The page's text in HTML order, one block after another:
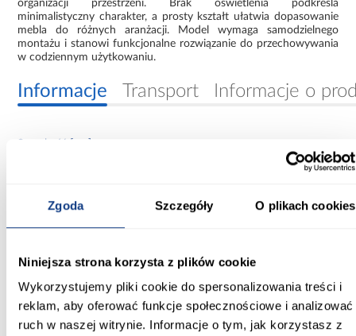
Zgoda Szczegóły O plikach cookies
Niniejsza strona korzysta z plików cookie
Wykorzystujemy pliki cookie do spersonalizowania treści i
reklam, aby oferować funkcje społecznościowe i analizować
ruch w naszej witrynie. Informacje o tym, jak korzystasz z
organizacji przestrzeni. Brak oświetlenia podkreśla
minimalistyczny charakter, a prosty kształt ułatwia dopasowanie
mebla do różnych aranżacji. Model wymaga samodzielnego
montażu i stanowi funkcjonalne rozwiązanie do przechowywania
w codziennym użytkowaniu.
Informacje Transport Informacje o
Szerokość [cm]:
45.00
235.20
Kolor frontów:
biały/czarny/artisan